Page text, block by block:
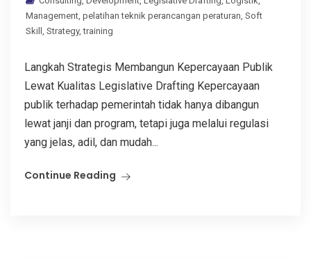
Management, pelatihan teknik perancangan peraturan, Soft
Skill , Strategy,training
Langkah Strategis Membangun Kepercayaan Publik
Lewat Kualitas Legislative Drafting Kepercayaan
publik terhadap pemerintah tidak hanya dibangun
lewat janji dan program, tetapi juga melalui regulasi
yang jelas, adil, dan mudah...
Continue Reading